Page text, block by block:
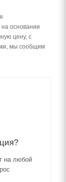
основании
цену, с
мы сообщим
на любой